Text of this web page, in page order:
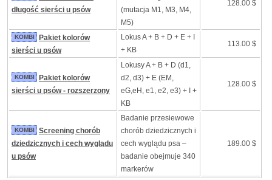
długość sierści u psów
(mutacja M1, M3, M4,
M5)
128.00 $
KOMBI
Pakiet kolorów
sierści u psów
Lokus A + B + D + E + I
+ KB
113.00 $
KOMBI
Pakiet kolorów
sierści u psów - rozszerzony
Lokusy A + B + D (d1,
d2, d3) + E (EM,
eG,eH, e1, e2, e3) + I +
KB
128.00 $
KOMBI
Screening chorób
dziedzicznych i cech wyglądu
u psów
Badanie przesiewowe
chorób dziedzicznych i
cech wyglądu psa –
badanie obejmuje 340
markerów
189.00 $